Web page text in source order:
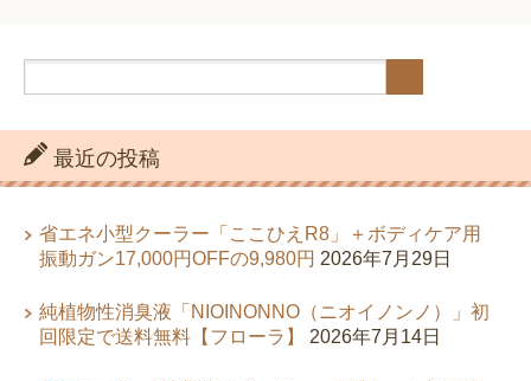
最近の投稿
省エネ小型クーラー「ここひえR8」＋ボディケア用
振動ガン17,000円OFFの9,980円 2026年7月29日
純植物性消臭液「NIOINONNO（ニオイノンノ）」初
回限定で送料無料【フローラ】
2026年7月14日